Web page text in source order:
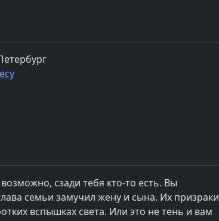
сзади тебя кто-то есть. Вы
семьи замучил жену и сына. Их призраки
вспышках света. Или это не тень и вам